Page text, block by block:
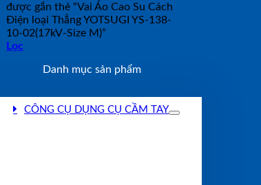
được gắn thẻ “Vai Áo Cao Su Cách
Điện loại Thẳng YOTSUGI YS-138-
10-02(17kV-Size M)”
Lọc
Danh mục sản phẩm
CÔNG CỤ DỤNG CỤ CẦM TAY